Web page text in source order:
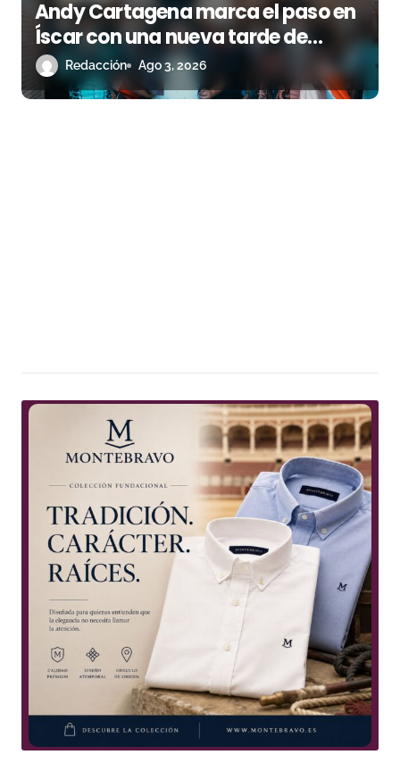
Andy Cartagena marca el paso en
Íscar con una nueva tarde de
triunfoRedacción Ago 3, 2026